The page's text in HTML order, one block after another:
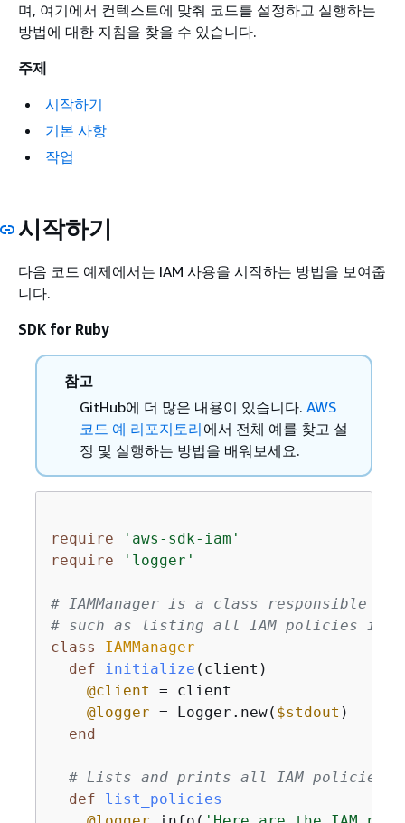
며, 여기에서 컨텍스트에 맞춰 코드를 설정하고 실행하는
방법에 대한 지침을 찾을 수 있습니다.
주제
시작하기
기본 사항
작업
시작하기
다음 코드 예제에서는 IAM 사용을 시작하는 방법을 보여줍
니다.
SDK for Ruby
참고
GitHub에 더 많은 내용이 있습니다. AWS
코드 예 리포지토리 에서 전체 예를 찾고 설
정 및 실행하는 방법을 배워보세요.
require
'aws-sdk-iam'
require
'logger'
# IAMManager is a class responsible for
# such as listing all IAM policies in
class
IAMManager
def
initialize (client)
@client = client
@logger = Logger.new( $stdout )
end
# Lists and prints all IAM policies in
def
list_policies